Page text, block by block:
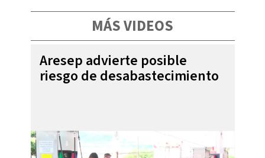
MÁS VIDEOS
Aresep advierte posible
riesgo de desabastecimiento